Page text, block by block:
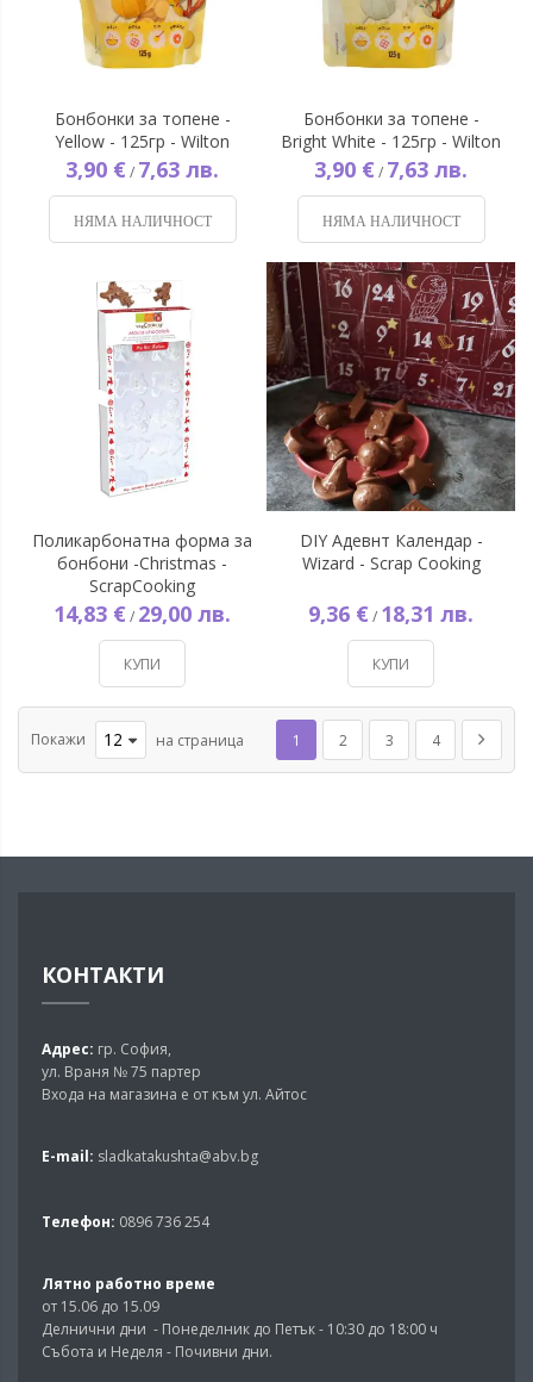
Бонбонки за топене -
Yellow - 125гр - Wilton
3,90 € / 7,63 лв.
НЯМА НАЛИЧНОСТ
Бонбонки за топене -
Bright White - 125гр - Wilton
3,90 € / 7,63 лв.
НЯМА НАЛИЧНОСТ
Поликарбонатна форма за
бонбони -Christmas -
ScrapCooking
14,83 € / 29,00 лв.
КУПИ
DIY Адевнт Календар -
Wizard - Scrap Cooking
9,36 € / 18,31 лв.
КУПИ
Покажи на страница
Страница
В момента четете страница
1 Страница
2 Страница
3 Страница
4 Напред
КОНТАКТИ
Адрес: гр. София,
ул. Враня № 75 партер
Входа на магазина е от към ул. Айтос
E-mail: sladkatakushta@abv.bg
Телефон: 0896 736 254
Лятно работно време
от 15.06 до 15.09
Делнични дни - Понеделник до Петък - 10:30 до 18:00 ч
Събота и Неделя - Почивни дни.